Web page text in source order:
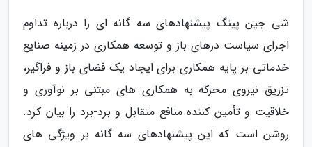
شی جین پینگ پیشنهادهای سه گانه ای را درباره تداوم
اجرای سیاست درهای باز و توسعه همکاری در زمینه صنایع
خدماتی بر پایه همکاری برای ایجاد یک فضای باز و فراگیر،
تزریق نیروی محرکه به همکاری های مبتنی بر نوآوری و
خلاقیت و تأمین کننده منافع متقابل و برد-برد را بیان کرد.
روشن است که این پیشنهادهای سه گانه بر ویژگی های